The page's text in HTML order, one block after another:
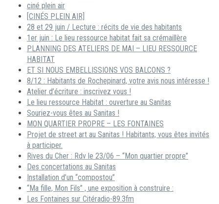
ciné plein air
[CINÉS PLEIN AIR]
28 et 29 juin / Lecture : récits de vie des habitants
1er juin : Le lieu ressource habitat fait sa crémaillère
PLANNING DES ATELIERS DE MAI – LIEU RESSOURCE
HABITAT
ET SI NOUS EMBELLISSIONS VOS BALCONS ?
8/12 : Habitants de Rochepinard, votre avis nous intéresse !
Atelier d’écriture : inscrivez vous !
Le lieu ressource Habitat : ouverture au Sanitas
Souriez-vous êtes au Sanitas !
MON QUARTIER PROPRE – LES FONTAINES
Projet de street art au Sanitas ! Habitants, vous êtes invités
à participer.
Rives du Cher : Rdv le 23/06 – “Mon quartier propre”
Des concertations au Sanitas
Installation d’un “compostou”
“Ma fille, Mon Fils” , une exposition à construire :
Les Fontaines sur Citéradio-89.3fm